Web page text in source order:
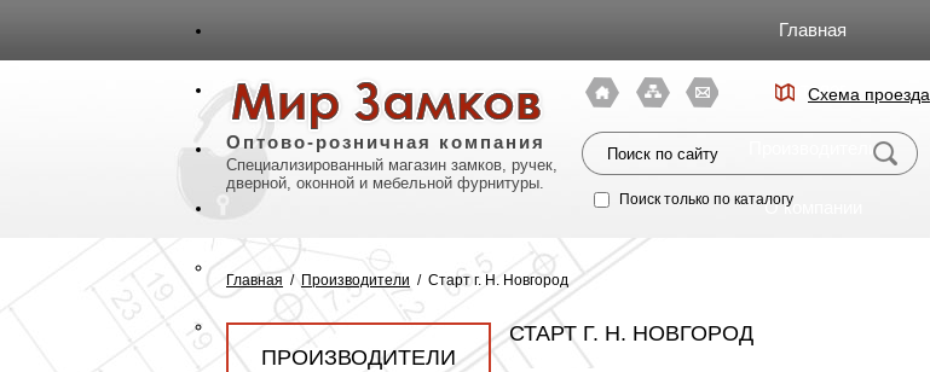
Главная
Каталог
Производители
О компании
Оптово-розничная компания
Специализированный магазин замков, ручек,
дверной, оконной и мебельной фурнитуры.
Схема проезда
Поиск только по каталогу
Главная / Производители / Старт г. Н. Новгород
ПРОИЗВОДИТЕЛИ
СТАРТ Г. Н. НОВГОРОД